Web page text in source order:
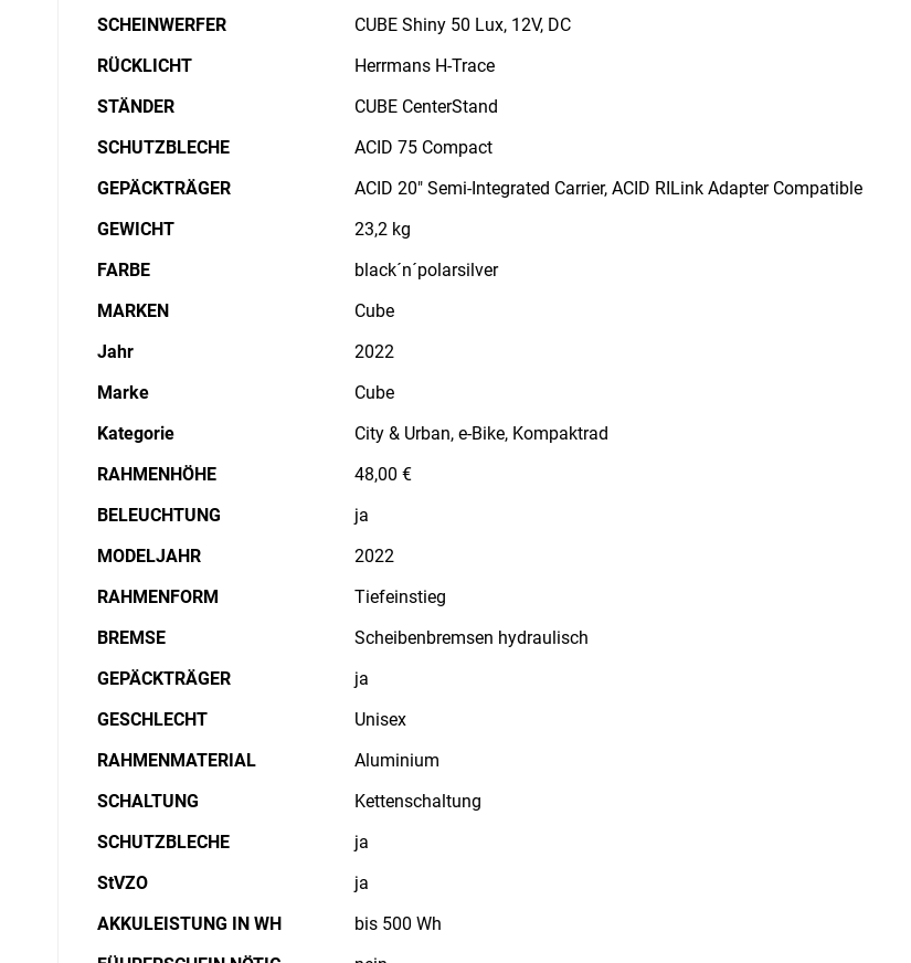
SCHEINWERFER
CUBE Shiny 50 Lux, 12V, DC
RÜCKLICHT
Herrmans H-Trace
STÄNDER
CUBE CenterStand
SCHUTZBLECHE
ACID 75 Compact
GEPÄCKTRÄGER
ACID 20" Semi-Integrated Carrier, ACID RILink Adapter Compatible
GEWICHT
23,2 kg
FARBE
black´n´polarsilver
MARKEN
Cube
Jahr
2022
Marke
Cube
Kategorie
City & Urban, e-Bike, Kompaktrad
RAHMENHÖHE
48,00 €
BELEUCHTUNG
ja
MODELJAHR
2022
RAHMENFORM
Tiefeinstieg
BREMSE
Scheibenbremsen hydraulisch
GEPÄCKTRÄGER
ja
GESCHLECHT
Unisex
RAHMENMATERIAL
Aluminium
SCHALTUNG
Kettenschaltung
SCHUTZBLECHE
ja
StVZO
ja
AKKULEISTUNG IN WH
bis 500 Wh